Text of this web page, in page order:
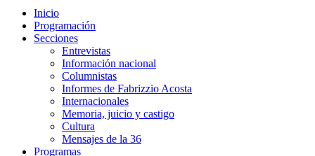
Inicio
Programación
Secciones
Entrevistas
Información nacional
Columnistas
Informes de Fabrizzio Acosta
Internacionales
Memoria, juicio y castigo
Cultura
Mensajes de la 36
Programas